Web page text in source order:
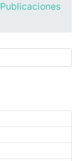
Publicaciones